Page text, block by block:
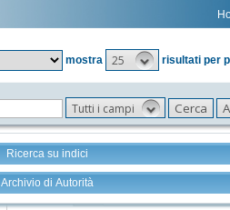
mostra
25 risultati per
Tutti i campi
Ricerca su indici
Archivio di Autorità
Tutto +